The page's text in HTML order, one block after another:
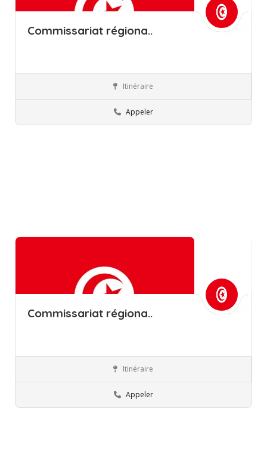
Commissariat régiona..
Commissions régionales de l’éducation
Itinéraire
Appeler
Commissariat régiona..
Commissions régionales de l’éducation
Itinéraire
Appeler